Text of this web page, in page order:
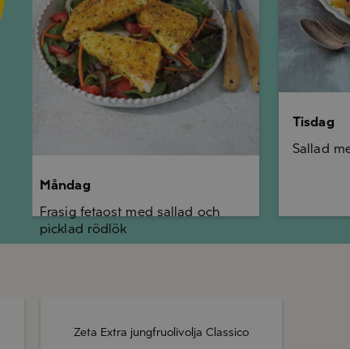
Måndag
Frasig fetaost med sallad och
picklad rödlök
Tisdag
Sallad
Zeta Extra jungfruolivolja Classico